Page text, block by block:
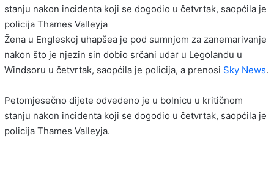
stanju nakon incidenta koji se dogodio u četvrtak, saopćila je
policija Thames Valleyja
Žena u Engleskoj uhapšea je pod sumnjom za zanemarivanje
nakon što je njezin sin dobio srčani udar u Legolandu u
Windsoru u četvrtak, saopćila je policija, a prenosi Sky News.
Petomjesečno dijete odvedeno je u bolnicu u kritičnom
stanju nakon incidenta koji se dogodio u četvrtak, saopćila je
policija Thames Valleyja.